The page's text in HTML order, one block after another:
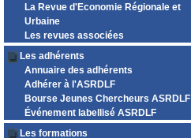
La Revue d'Economie Régionale et
Urbaine
Les revues associées
Les adhérents
Annuaire des adhérents
Adhérer à l'ASRDLF
Bourse Jeunes Chercheurs ASRDLF
Événement labellisé ASRDLF
Les formations